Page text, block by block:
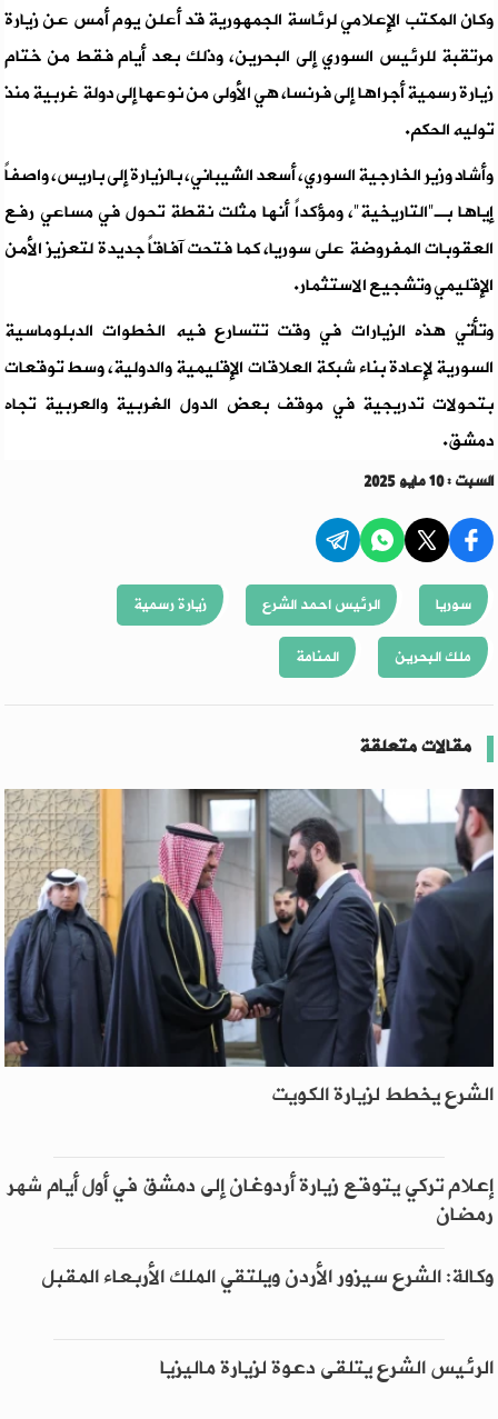
وكان المكتب الإعلامي لرئاسة الجمهورية قد أعلن يوم أمس عن زيارة
مرتقبة للرئيس السوري إلى البحرين، وذلك بعد أيام فقط من ختام
زيارة رسمية أجراها إلى فرنسا، هي الأولى من نوعها إلى دولة غربية منذ
توليه الحكم.
وأشاد وزير الخارجية السوري، أسعد الشيباني، بالزيارة إلى باريس، واصفاً
إياها بـ"التاريخية"، ومؤكداً أنها مثلت نقطة تحول في مساعي رفع
العقوبات المفروضة على سوريا، كما فتحت آفاقاً جديدة لتعزيز الأمن
الإقليمي وتشجيع الاستثمار.
وتأتي هذه الزيارات في وقت تتسارع فيه الخطوات الدبلوماسية
السورية لإعادة بناء شبكة العلاقات الإقليمية والدولية، وسط توقعات
بتحولات تدريجية في موقف بعض الدول الغربية والعربية تجاه
دمشق.
السبت : 10 مايو 2025
سوريا الرئيس احمد الشرع
زيارة رسمية
ملك البحرين
المنامة
مقالات متعلقة
الشرع يخطط لزيارة الكويت
إعلام تركي يتوقع زيارة أردوغان إلى دمشق في أول أيام شهر
رمضان
وكالة: الشرع سيزور الأردن ويلتقي الملك الأربعاء المقبل
الرئيس الشرع يتلقى دعوة لزيارة ماليزيا